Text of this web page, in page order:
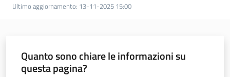
Ultimo aggiornamento: 13-11-2025 15:00
Quanto sono chiare le informazioni su
questa pagina?